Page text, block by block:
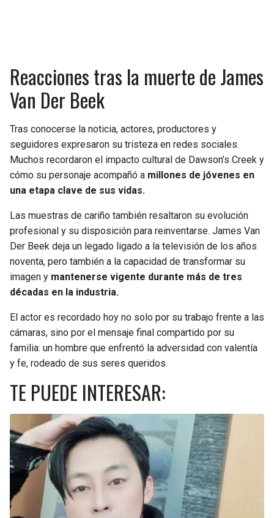
Reacciones tras la muerte de James
Van Der Beek
Tras conocerse la noticia, actores, productores y
seguidores expresaron su tristeza en redes sociales.
Muchos recordaron el impacto cultural de Dawson’s Creek y
cómo su personaje acompañó a millones de jóvenes en
una etapa clave de sus vidas.
Las muestras de cariño también resaltaron su evolución
profesional y su disposición para reinventarse. James Van
Der Beek deja un legado ligado a la televisión de los años
noventa, pero también a la capacidad de transformar su
imagen y mantenerse vigente durante más de tres
décadas en la industria.
El actor es recordado hoy no solo por su trabajo frente a las
cámaras, sino por el mensaje final compartido por su
familia: un hombre que enfrentó la adversidad con valentía
y fe, rodeado de sus seres queridos.
TE PUEDE INTERESAR: